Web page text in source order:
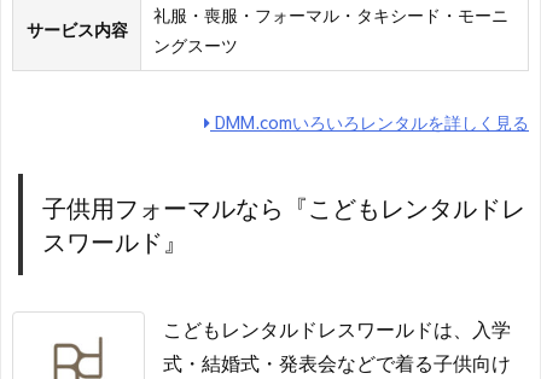
サービス内容
礼服・喪服・フォーマル・タキシード・モーニ
ングスーツ
DMM.comいろいろレンタルを詳しく見る
子供用フォーマルなら『こどもレンタルドレ
スワールド』
こどもレンタルドレスワールドは、入学
式・結婚式・発表会などで着る子供向け